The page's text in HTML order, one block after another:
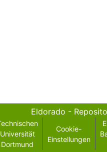
Eldorado -
Universität
Dortmund
Cookie-
Einstellungen